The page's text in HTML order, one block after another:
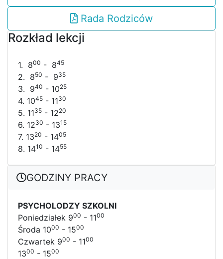
Rada Rodziców
Rozkład lekcji
1. 800 - 845
2. 850 - 935
3. 940 - 1025
4. 1045 - 1130
5. 1135 - 1220
6. 1230 - 1315
7. 1320 - 1405
8. 1410 - 1455
GODZINY PRACY
PSYCHOLODZY SZKOLNI
Poniedziałek 900 - 1100
Środa 1000 - 1500
Czwartek 900 - 1100
1300 - 1500